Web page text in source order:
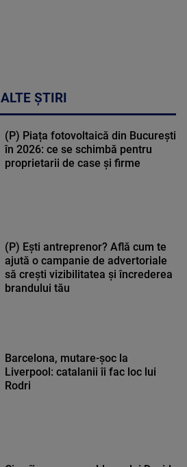
ALTE ȘTIRI
(P) Piața fotovoltaică din București
în 2026: ce se schimbă pentru
proprietarii de case și firme
(P) Ești antreprenor? Află cum te
ajută o campanie de advertoriale
să crești vizibilitatea și încrederea
brandului tău
Barcelona, mutare-șoc la
Liverpool: catalanii îi fac loc lui
Rodri